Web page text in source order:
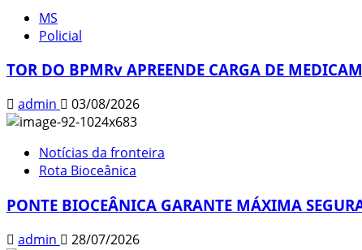
MS
Policial
TOR DO BPMRv APREENDE CARGA DE
admin 03/08/2026
Notícias da fronteira
Rota Bioceânica
PONTE BIOCEÂNICA GARANTE MÁXIMA
admin 28/07/2026